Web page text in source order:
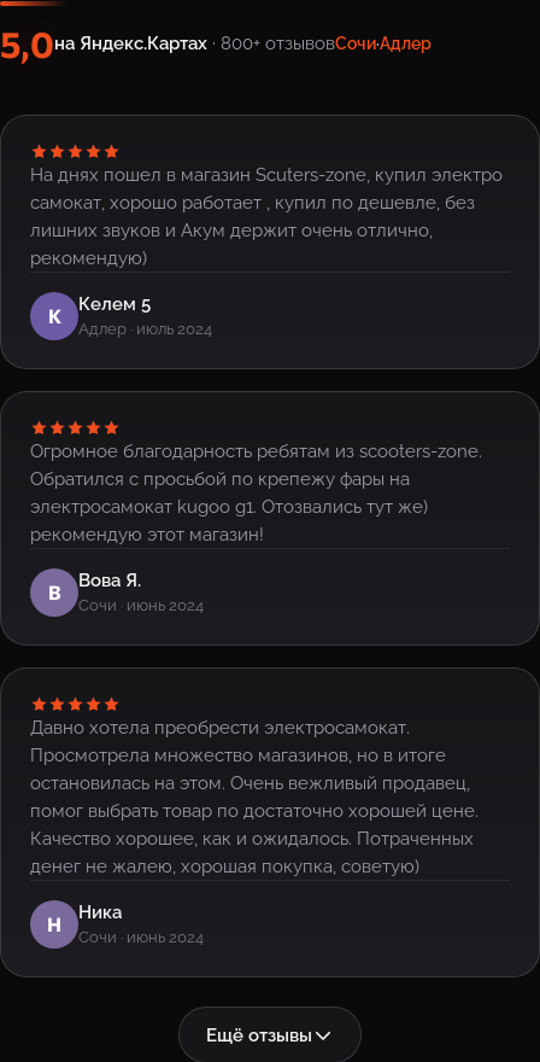
5,0на Яндекс.Картах · 800+ отзывовСочи·Адлер
На днях пошел в магазин Scuters-zone, купил электро
самокат, хорошо работает , купил по дешевле, без
лишних звуков и Акум держит очень отлично,
рекомендую)
К Келем 5
Адлер · июль 2024
Огромное благодарность ребятам из scooters-zone.
Обратился с просьбой по крепежу фары на
электросамокат kugoo g1. Отозвались тут же)
рекомендую этот магазин!
В Вова Я.
Сочи · июнь 2024
Давно хотела преобрести электросамокат.
Просмотрела множество магазинов, но в итоге
остановилась на этом. Очень вежливый продавец,
помог выбрать товар по достаточно хорошей цене.
Качество хорошее, как и ожидалось. Потраченных
денег не жалею, хорошая покупка, советую)
Н Ника
Сочи · июнь 2024
Ещё отзывы